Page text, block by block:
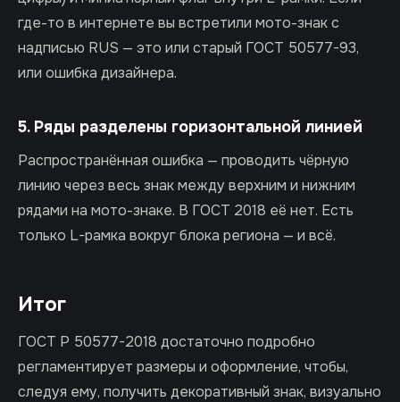
где-то в интернете вы встретили мото-знак с
надписью RUS — это или старый ГОСТ 50577-93,
или ошибка дизайнера.
5. Ряды разделены горизонтальной линией
Распространённая ошибка — проводить чёрную
линию через весь знак между верхним и нижним
рядами на мото-знаке. В ГОСТ 2018 её нет. Есть
только L-рамка вокруг блока региона — и всё.
Итог
ГОСТ Р 50577-2018 достаточно подробно
регламентирует размеры и оформление, чтобы,
следуя ему, получить декоративный знак, визуально